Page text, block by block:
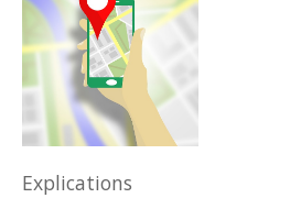
Explications